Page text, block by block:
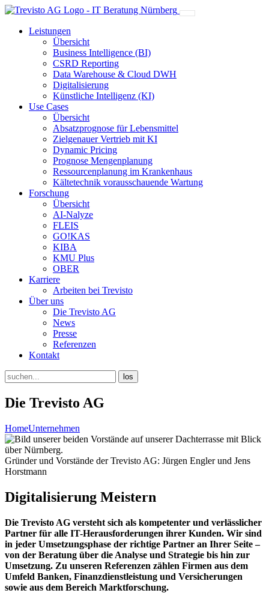
Leistungen
Übersicht
Business Intelligence (BI)
CSRD Reporting
Data Warehouse & Cloud DWH
Digitalisierung
Künstliche Intelligenz (KI)
Use Cases
Übersicht
Absatzprognose für Lebensmittel
Zielgenauer Vertrieb mit KI
Dynamic Pricing
Prognose Mengenplanung
Ressourcenplanung im Krankenhaus
Kältetechnik vorausschauende Wartung
Forschung
Übersicht
AI-Nalyze
FLEIS
GO!KAS
KIBA
KMU Plus
OBER
Karriere
Arbeiten bei Trevisto
Über uns
Die Trevisto AG
News
Presse
Referenzen
Kontakt
Die Trevisto AG
HomeUnternehmen
Gründer und Vorstände der Trevisto AG: Jürgen Engler und Jens
Horstmann
Digitalisierung Meistern
Die Trevisto AG versteht sich als kompetenter und verlässlicher
Partner für alle IT-Herausforderungen ihrer Kunden. Wir sind
in jeder Umsetzungsphase der richtige Partner an Ihrer Seite –
von der Beratung über die Analyse und Strategie bis hin zur
Umsetzung. Zu unseren Referenzen zählen Firmen aus dem
Umfeld Banken, Finanzdienstleistung und Versicherungen
sowie aus dem Bereich Marktforschung.